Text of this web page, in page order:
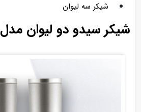
شیکر سه لیوان
شیکر سیدو دو لیوان مدل M98/2